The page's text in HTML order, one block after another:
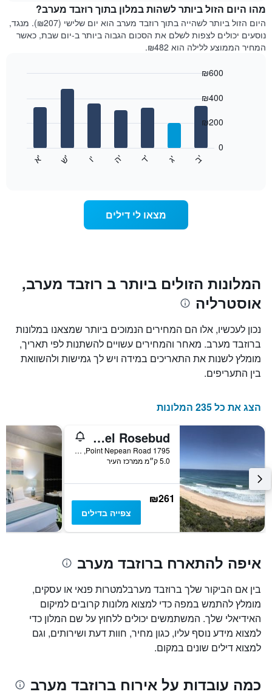
מחיר
הממוצע
של
חדר
בכל
התרשים
חודשים.
מהו היום הזול ביותר לשהות במלון בתוך רוזבד מערב?
היום הזול ביותר לשהייה בתוך רוזבד מערב הוא יום שלישי (₪207). מנגד,
נוסעים יכולים לצפות לשלם את הסכום הגבוה ביותר ב-יום שבת, כאשר
המחיר הממוצע ללילה הוא ₪482.
התרשים
התרשים
כולל
1
ציר
המציגים
את
ימי
השבוע.
התרשים
1
Y
את
מחיר
הממוצע
של
חדר
ב
' ג
' ד
' ה
' ו
' ש
' א
'
0
₪200
₪400
₪600
מצאו לי דילים
המלונות הזולים ביותר ב רוזבד מערב,
אוסטרליה
נכון לעכשיו, אלו הם המחירים הנמוכים ביותר שמצאנו במלונות
ברוזבד מערב. מאחר והמחירים עשויים להשתנות לפי תאריך,
מומלץ לשנות את התאריכים במידה ויש לך גמישות ולהשוואת
בין התעריפים.
הצג את כל 235 המלונות
Bayview Motel Rosebud
1795 Point Nepean Road, רוזבד מערב, VIC, אוסטרליה
5.0 ק״מ ממרכז העיר
₪261
צפייה בדילים
איפה להתארח ברוזבד מערב
בין אם הביקור שלך ברוזבד מערבלמטרות פנאי או עסקים,
מומלץ להתמש במפה כדי למצוא מלונות קרובים למיקום
האידיאלי שלך. המשתמשים יכולים ללחוץ על שם המלון כדי
למצוא מידע נוסף עליו, כגון מחיר, חוות דעת ושירותים, וגם
למצוא דילים שונים במקום.
כמה עובדות על אירוח ברוזבד מערב